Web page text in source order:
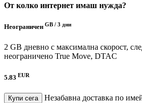
От колко интернет имаш нужда?
Неограничен GB / 3 дни
2 GB дневно с максимална скорост,
неограничено True Move, DTAC
5.83 EUR
Купи сега
Незабавна доставка по